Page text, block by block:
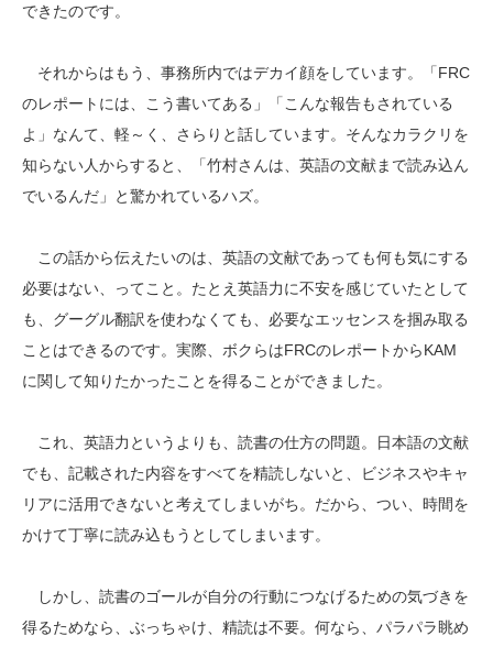
できたのです。
それからはもう、事務所内ではデカイ顔をしています。「FRC
のレポートには、こう書いてある」「こんな報告もされている
よ」なんて、軽～く、さらりと話しています。そんなカラクリを
知らない人からすると、「竹村さんは、英語の文献まで読み込ん
でいるんだ」と驚かれているハズ。
この話から伝えたいのは、英語の文献であっても何も気にする
必要はない、ってこと。たとえ英語力に不安を感じていたとして
も、グーグル翻訳を使わなくても、必要なエッセンスを掴み取る
ことはできるのです。実際、ボクらはFRCのレポートからKAM
に関して知りたかったことを得ることができました。
これ、英語力というよりも、読書の仕方の問題。日本語の文献
でも、記載された内容をすべてを精読しないと、ビジネスやキャ
リアに活用できないと考えてしまいがち。だから、つい、時間を
かけて丁寧に読み込もうとしてしまいます。
しかし、読書のゴールが自分の行動につなげるための気づきを
得るためなら、ぶっちゃけ、精読は不要。何なら、パラパラ眺め